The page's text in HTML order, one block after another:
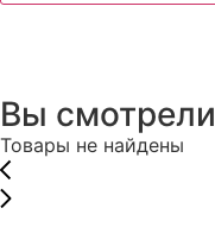
Вы смотрели
Товары не найдены